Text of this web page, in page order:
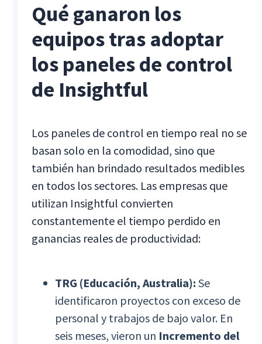
Qué ganaron los
equipos tras adoptar
los paneles de control
de Insightful
Los paneles de control en tiempo real no se
basan solo en la comodidad, sino que
también han brindado resultados medibles
en todos los sectores. Las empresas que
utilizan Insightful convierten
constantemente el tiempo perdido en
ganancias reales de productividad:
TRG (Educación, Australia): Se
identificaron proyectos con exceso de
personal y trabajos de bajo valor. En
seis meses, vieron un Incremento del